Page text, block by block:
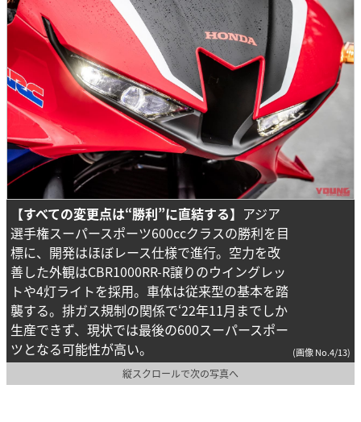
【すべての変更点は“勝利”に直結する】 アジア
選手権スーパースポーツ600ccクラスの勝利を目
標に、開発はほぼレース仕様で進行。空力を改
善した外観はCBR1000RR-R譲りのウイングレッ
トや4灯ライトを採用。車体は従来型の基本を踏
襲する。排ガス規制の関係で‘22年11月までしか
生産できず、現状では最後の600スーパースポー
ツとなる可能性が高い。
(画像 No.4/13)
縦スクロールで次の写真へ